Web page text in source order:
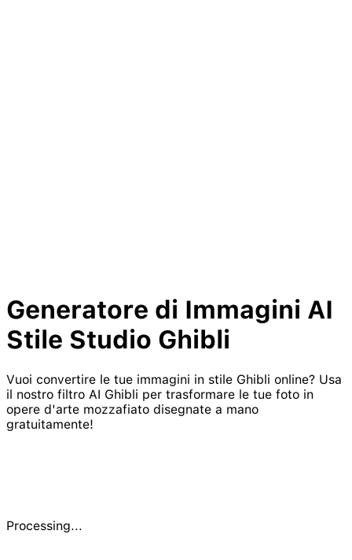
Generatore di Immagini AI
Stile Studio Ghibli
Vuoi convertire le tue immagini in stile Ghibli online? Usa
il nostro filtro AI Ghibli per trasformare le tue foto in
opere d'arte mozzafiato disegnate a mano
gratuitamente!
Processing...